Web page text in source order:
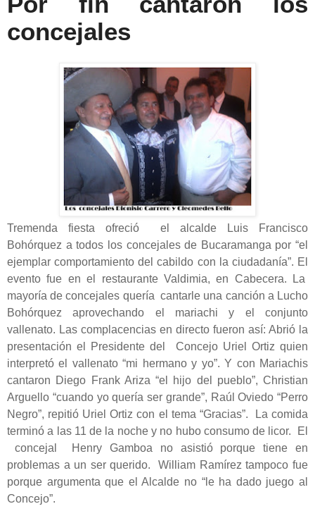
concejales
Tremenda fiesta ofreció el alcalde Luis Francisco
Bohórquez a todos los concejales de Bucaramanga por “el
ejemplar comportamiento del cabildo con la ciudadanía”. El
evento fue en el restaurante Valdimia, en Cabecera. La
mayoría de concejales quería cantarle una canción a Lucho
Bohórquez aprovechando el mariachi y el conjunto
vallenato. Las complacencias en directo fueron así: Abrió la
presentación el Presidente del Concejo Uriel Ortiz quien
interpretó el vallenato “mi hermano y yo”. Y con Mariachis
cantaron Diego Frank Ariza “el hijo del pueblo”, Christian
Arguello “cuando yo quería ser grande”, Raúl Oviedo “Perro
Negro”, repitió Uriel Ortiz con el tema “Gracias”. La comida
terminó a las 11 de la noche y no hubo consumo de licor. El
concejal Henry Gamboa no asistió porque tiene en
problemas a un ser querido. William Ramírez tampoco fue
porque argumenta que el Alcalde no “le ha dado juego al
Concejo”.